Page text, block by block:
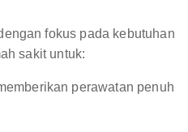
fokus pada kebutuhan
sakit untuk:
perawatan penuh